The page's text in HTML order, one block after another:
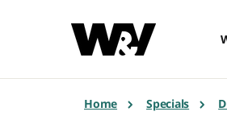
Home Specials